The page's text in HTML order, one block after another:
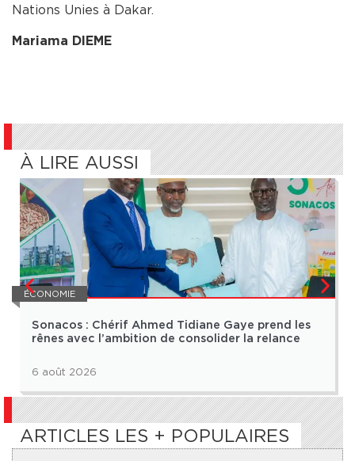
Nations Unies à Dakar.
Mariama DIEME
À LIRE AUSSI
ÉCONOMIE
Sonacos : Chérif Ahmed Tidiane Gaye prend les
rênes avec l’ambition de consolider la relance
6 août 2026
ARTICLES LES + POPULAIRES